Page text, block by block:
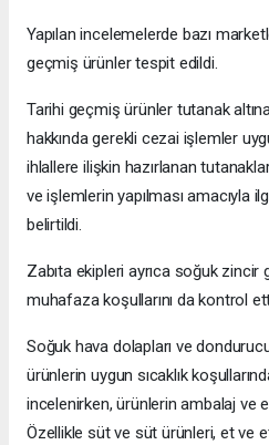
Yapılan incelemelerde bazı
geçmiş ürünler tespit edildi.
Tarihi geçmiş ürünler tutanak
hakkında gerekli cezai işlemler
ihlallere ilişkin hazırlanan
ve işlemlerin yapılması amacıyla
belirtildi.
Zabıta ekipleri ayrıca soğuk zincir
muhafaza koşullarını da kontrol
Soğuk hava dolapları ve
ürünlerin uygun sıcaklık
incelenirken, ürünlerin ambalaj ve
Özellikle süt ve süt ürünleri, et ve